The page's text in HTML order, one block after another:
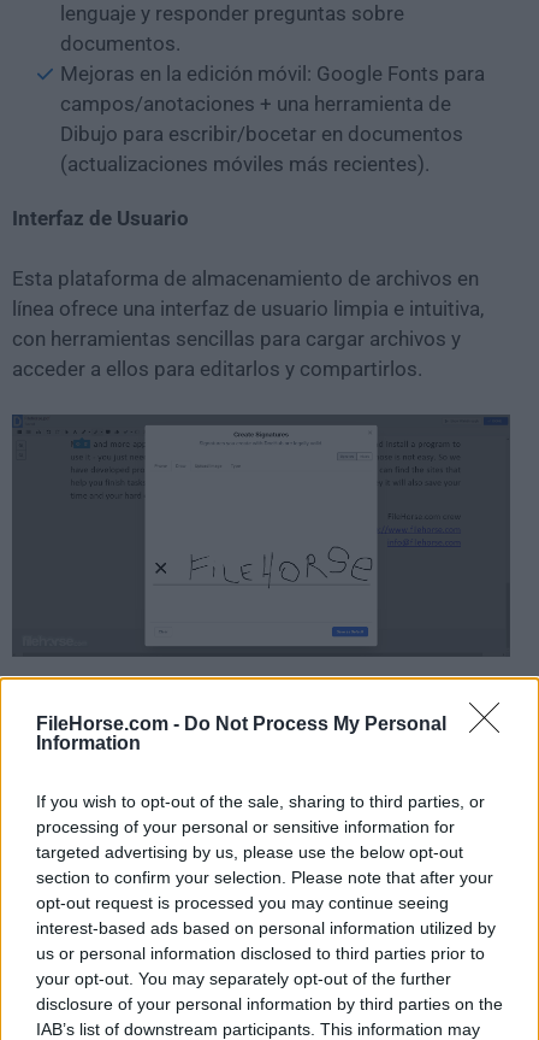
FileHorse.com - Do Not Process My Personal
Information
If you wish to opt-out of the sale, sharing to third parties, or
processing of your personal or sensitive information for
targeted advertising by us, please use the below opt-out
section to confirm your selection. Please note that after your
opt-out request is processed you may continue seeing
interest-based ads based on personal information utilized by
us or personal information disclosed to third parties prior to
your opt-out. You may separately opt-out of the further
disclosure of your personal information by third parties on the
IAB’s list of downstream participants. This information may
lenguaje y responder preguntas sobre
documentos.
Mejoras en la edición móvil: Google Fonts para
campos/anotaciones + una herramienta de
Dibujo para escribir/bocetar en documentos
(actualizaciones móviles más recientes).
Interfaz de Usuario
Esta plataforma de almacenamiento de archivos en
línea ofrece una interfaz de usuario limpia e intuitiva,
con herramientas sencillas para cargar archivos y
acceder a ellos para editarlos y compartirlos.
navegación por los documentos y el acceso a todas
disponibles.
La interfaz está diseñada para ser fácil de usar tanto
en pantallas normales como en pantallas táctiles,
permitiendo a los usuarios gestionar sus documentos
de forma rápida y eficiente en casa, la escuela, el
trabajo y en cualquier lugar. El servicio es accesible
solo a través del navegador, sin aplicaciones